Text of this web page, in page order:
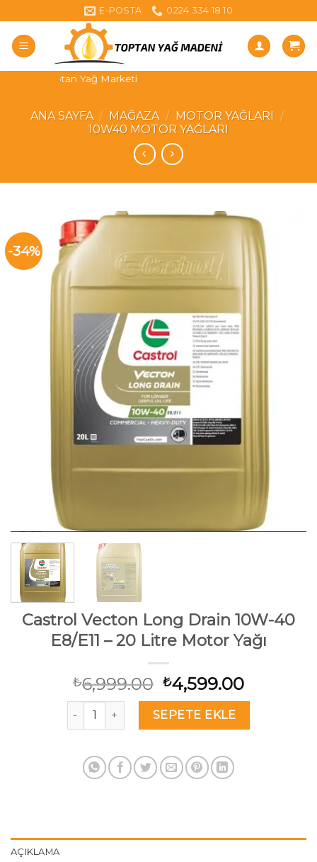
to
content
E-POSTA 0224 334 18 10
Toptan Yağ Marketi
ANA SAYFA / MAĞAZA / MOTOR YAĞLARI /
10W40 MOTOR YAĞLARI
-34%
Castrol Vecton Long Drain 10W-40
E8/E11 – 20 Litre Motor Yağı
₺6,999.00 Orijinal
fiyat:
₺6,999.00.
₺4,599.00Şu
andaki
Castrol Vecton Long Drain 10W-40 E8/E11 - 20
SEPETE EKLE
AÇIKLAMA